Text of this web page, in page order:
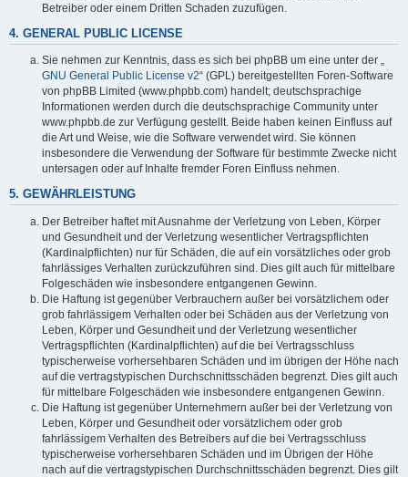
Betreiber oder einem Dritten Schaden zuzufügen.
4. GENERAL PUBLIC LICENSE
Sie nehmen zur Kenntnis, dass es sich bei phpBB um eine unter der „
GNU General Public License v2“ (GPL) bereitgestellten Foren-Software
von phpBB Limited (www.phpbb.com) handelt; deutschsprachige
Informationen werden durch die deutschsprachige Community unter
www.phpbb.de zur Verfügung gestellt. Beide haben keinen Einfluss auf
die Art und Weise, wie die Software verwendet wird. Sie können
insbesondere die Verwendung der Software für bestimmte Zwecke nicht
untersagen oder auf Inhalte fremder Foren Einfluss nehmen.
5. GEWÄHRLEISTUNG
Der Betreiber haftet mit Ausnahme der Verletzung von Leben, Körper
und Gesundheit und der Verletzung wesentlicher Vertragspflichten
(Kardinalpflichten) nur für Schäden, die auf ein vorsätzliches oder grob
fahrlässiges Verhalten zurückzuführen sind. Dies gilt auch für mittelbare
Folgeschäden wie insbesondere entgangenen Gewinn.
Die Haftung ist gegenüber Verbrauchern außer bei vorsätzlichem oder
grob fahrlässigem Verhalten oder bei Schäden aus der Verletzung von
Leben, Körper und Gesundheit und der Verletzung wesentlicher
Vertragspflichten (Kardinalpflichten) auf die bei Vertragsschluss
typischerweise vorhersehbaren Schäden und im übrigen der Höhe nach
auf die vertragstypischen Durchschnittsschäden begrenzt. Dies gilt auch
für mittelbare Folgeschäden wie insbesondere entgangenen Gewinn.
Die Haftung ist gegenüber Unternehmern außer bei der Verletzung von
Leben, Körper und Gesundheit oder vorsätzlichem oder grob
fahrlässigem Verhalten des Betreibers auf die bei Vertragsschluss
typischerweise vorhersehbaren Schäden und im Übrigen der Höhe
nach auf die vertragstypischen Durchschnittsschäden begrenzt. Dies gilt